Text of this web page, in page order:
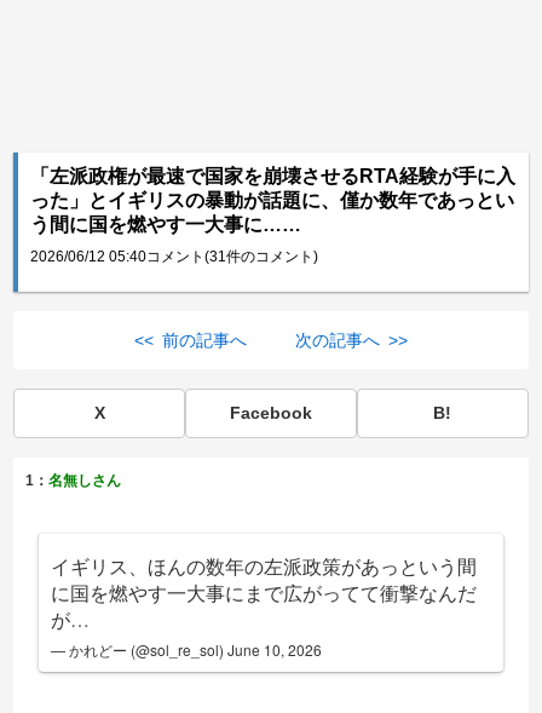
「左派政権が最速で国家を崩壊させるRTA経験が手に入
った」とイギリスの暴動が話題に、僅か数年であっとい
う間に国を燃やす一大事に……
2026/06/12 05:40コメント(31件のコメント)
<< 前の記事へ 次の記事へ >>
X Facebook B!
1：名無しさん
イギリス、ほんの数年の左派政策があっという間
に国を燃やす一大事にまで広がってて衝撃なんだ
が…
— かれどー (@sol_re_sol)June 10, 2026